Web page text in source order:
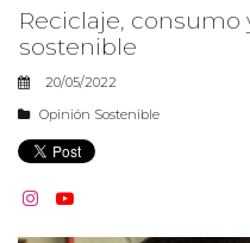
Reciclaje,
sostenible
20/05/2022
Opinión Sostenible
 